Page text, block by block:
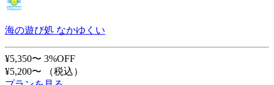
海の遊び処 なかゆくい
¥5,350〜 3%OFF
¥5,200〜
（税込）